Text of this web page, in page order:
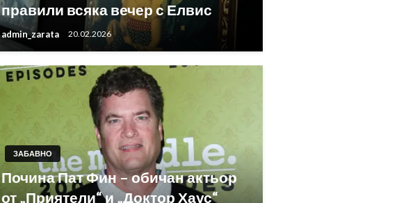
правили всяка вечер с Елвис
admin_zarata 20.02.2026
ЗАБАВНО
Почина Пат Фин – обичан актьор
от „Приятели“ и „Доктор Хаус“